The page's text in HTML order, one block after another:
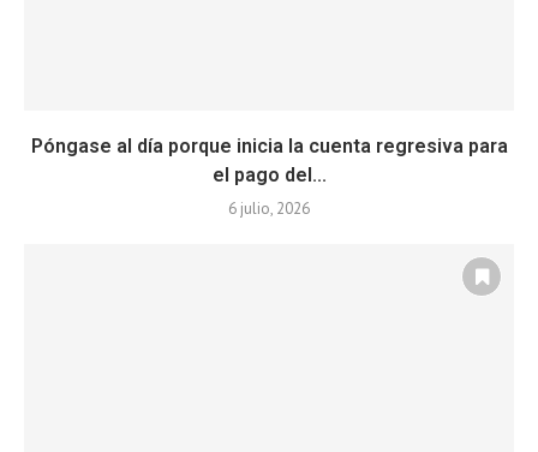
Póngase al día porque inicia la cuenta regresiva para
el pago del...
6 julio, 2026